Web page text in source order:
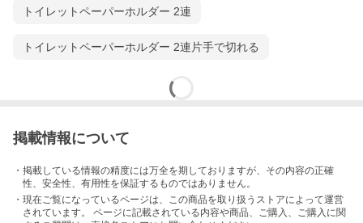
素材の良さをいかした、シンプルで飽きのこないデザインです。
トイレットペーパーホルダー 2連
トイレットペーパーホルダー 2連片手で切れる
掲載情報について
・掲載している情報の精度には万全を期しておりますが、その内容の正確
性、安全性、有用性を保証するものではありません。
・現在ご覧になっているページは、この商品を取り扱うストアによって運営
されています。 ページに記載されている内容や商品、ご購入 、ご購入に関